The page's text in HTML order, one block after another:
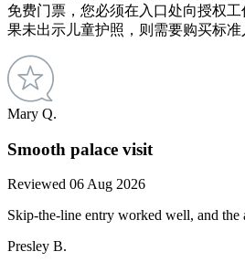
免费门票，您必须在入口处向授权工
果未出示儿童护照，则需要购买标准
Mary Q.
Smooth palace visit
Reviewed 06 Aug 2026
Skip-the-line entry worked well, and the
Presley B.